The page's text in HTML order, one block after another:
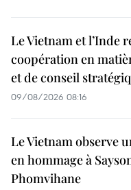
Le Vietnam et l’Inde
coopération en
et de conseil
09/08/2026 08:16
Le Vietnam observe
en hommage à
Phomvihane